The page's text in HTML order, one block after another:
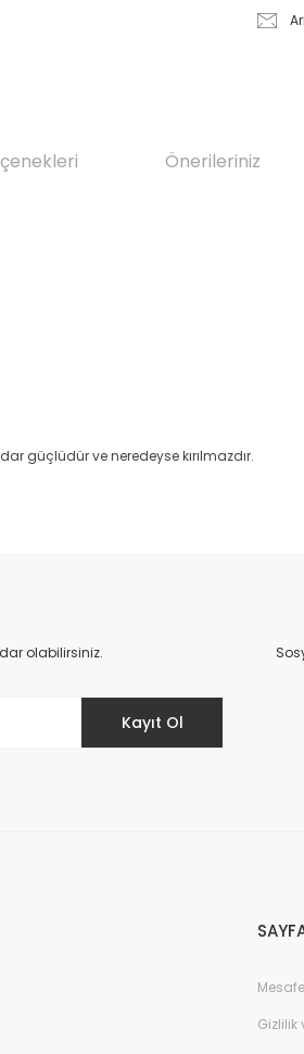
Önerileriniz
güçlüdür ve neredeyse kırılmazdır.
olabilirsiniz.
Kayıt Ol
Gizlilik